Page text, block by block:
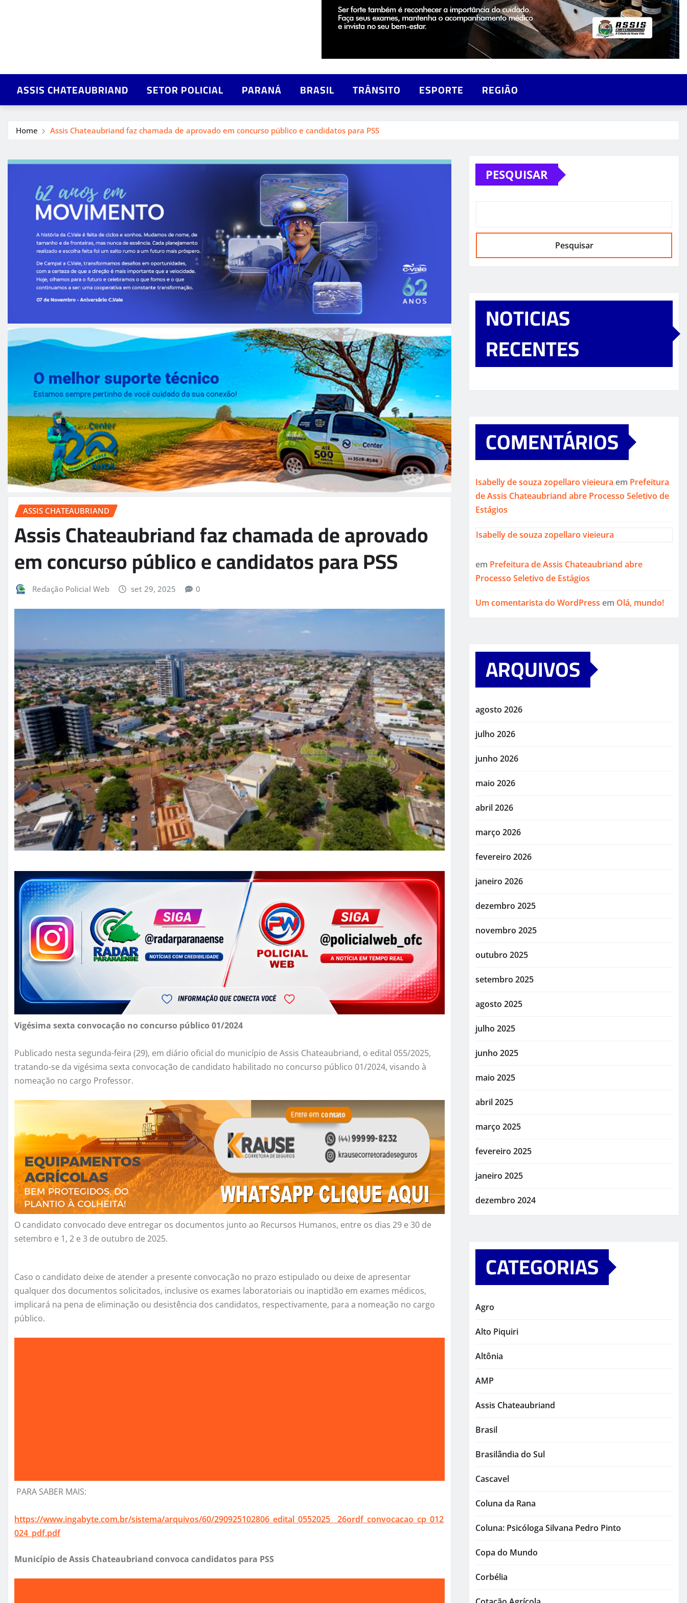
ASSIS CHATEAUBRIAND SETOR POLICIAL PARANÁ BRASIL TRÂNSITO ESPORTE REGIÃO
Home Assis Chateaubriand faz chamada de aprovado em concurso público e candidatos para PSS
ASSIS CHATEAUBRIAND
Assis Chateaubriand faz chamada de aprovado
em concurso público e candidatos para PSS
Redação Policial Web set 29, 2025 0
Vigésima sexta convocação no concurso público 01/2024
Publicado nesta segunda-feira (29), em diário oficial do município de Assis Chateaubriand, o edital 055/2025,
tratando-se da vigésima sexta convocação de candidato habilitado no concurso público 01/2024, visando à
nomeação no cargo Professor.
O candidato convocado deve entregar os documentos junto ao Recursos Humanos, entre os dias 29 e 30 de
setembro e 1, 2 e 3 de outubro de 2025.
Caso o candidato deixe de atender a presente convocação no prazo estipulado ou deixe de apresentar
qualquer dos documentos solicitados, inclusive os exames laboratoriais ou inaptidão em exames médicos,
implicará na pena de eliminação ou desistência dos candidatos, respectivamente, para a nomeação no cargo
público.
PARA SABER MAIS:
https://www.ingabyte.com.br/sistema/arquivos/60/290925102806_edital_0552025__26ordf_convocacao_cp_012
024_pdf.pdf
Município de Assis Chateaubriand convoca candidatos para PSS
PESQUISAR
Pesquisar
NOTICIAS
RECENTES
COMENTÁRIOS
Isabelly de souza zopellaro vieieura em Prefeitura
de Assis Chateaubriand abre Processo Seletivo de
Estágios
Isabelly de souza zopellaro vieieura
em Prefeitura de Assis Chateaubriand abre
Processo Seletivo de Estágios
Um comentarista do WordPress em Olá, mundo!
ARQUIVOS
agosto 2026
julho 2026
junho 2026
maio 2026
abril 2026
março 2026
fevereiro 2026
janeiro 2026
dezembro 2025
novembro 2025
outubro 2025
setembro 2025
agosto 2025
julho 2025
junho 2025
maio 2025
abril 2025
março 2025
fevereiro 2025
janeiro 2025
dezembro 2024
CATEGORIAS
Agro
Alto Piquiri
Altônia
AMP
Assis Chateaubriand
Brasil
Brasilândia do Sul
Cascavel
Coluna da Rana
Coluna: Psicóloga Silvana Pedro Pinto
Copa do Mundo
Corbélia